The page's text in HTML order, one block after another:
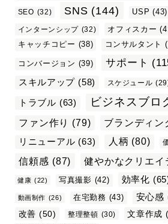
SEO (32) SNS (144) USP (43)
インターンシップ (32) オフィスカー
キャッチコピー (38) コンサルタント
コンバージョン (39) サポート
スキルアップ (58) スケジュール
トラブル (63) ビジネスブロ
ファン作り (79) ブランディン
リニューアル (63) 人柄 (80)
信頼感 (87) 健やかなクリエイ
健康 (22) 写真撮影 (42) 効率化
動画制作 (26) 在宅勤務 (43) 安心感
改善 (50) 整理整頓 (30) 文章作成